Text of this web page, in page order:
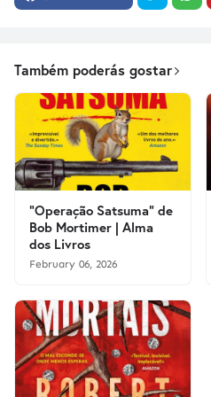
Também poderás gostar
"Operação Satsuma" de
Bob Mortimer | Alma
dos Livros
February 06, 2026